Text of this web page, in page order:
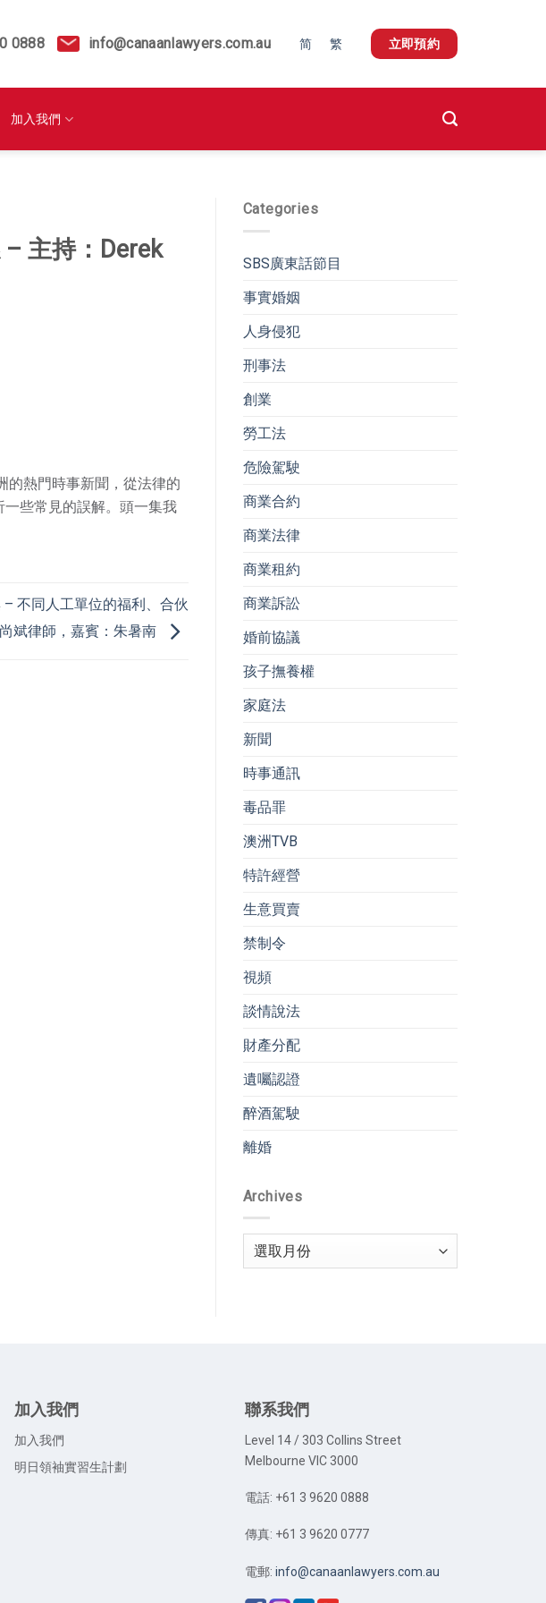
0888 info@canaanlawyers.com.au 简 繁 立即預約
加入我們
主持：Derek
的熱門時事新聞，從法律的
些常見的誤解。頭一集我
– 不同人工單位的福利、合伙
斌律師，嘉賓：朱暑南
Categories
SBS廣東話節目
事實婚姻
人身侵犯
刑事法
創業
勞工法
危險駕駛
商業合約
商業法律
商業租約
商業訴訟
婚前協議
孩子撫養權
家庭法
新聞
時事通訊
毒品罪
澳洲TVB
特許經營
生意買賣
禁制令
視頻
談情說法
財產分配
遺囑認證
醉酒駕駛
離婚
Archives
Archives
加入我們
加入我們
明日領袖實習生計劃
聯系我們
Level 14 / 303 Collins Street
Melbourne VIC 3000
電話: +61 3 9620 0888
傳真: +61 3 9620 0777
電郵: info@canaanlawyers.com.au